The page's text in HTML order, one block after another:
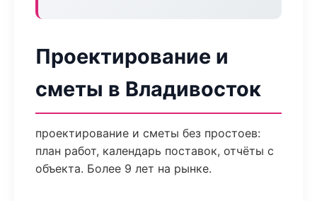
Проектирование и
сметы в Владивосток
проектирование и сметы без простоев:
план работ, календарь поставок, отчёты с
объекта. Более 9 лет на рынке.